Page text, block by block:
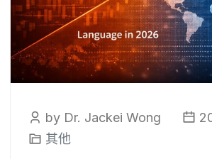
by Dr. Jackei Wong
其他